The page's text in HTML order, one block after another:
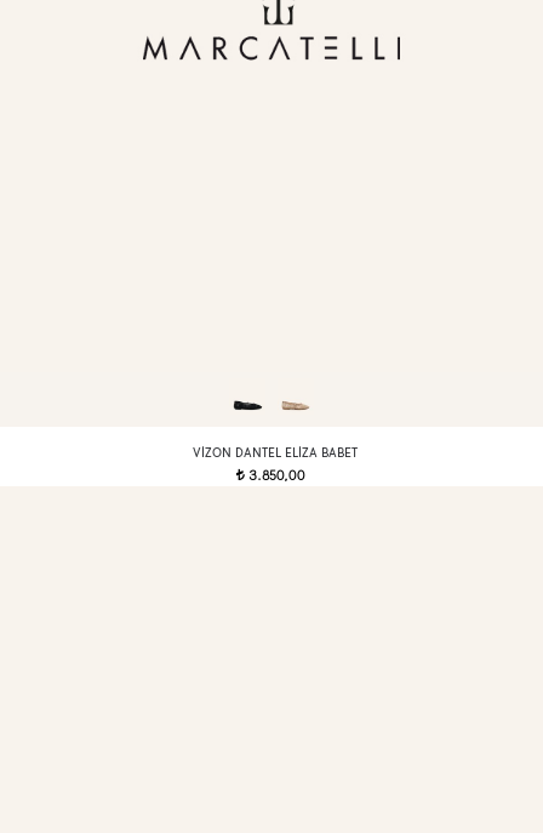
VIZON DANTEL ELIZA BABET
t3.850,00